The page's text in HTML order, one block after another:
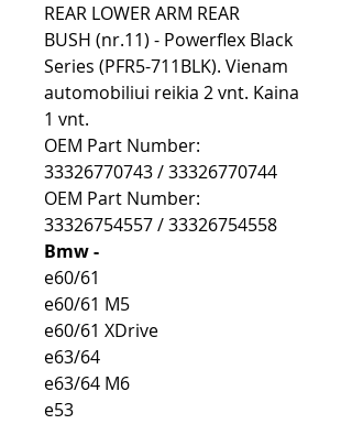
REAR LOWER ARM REAR
BUSH (nr.11) - Powerflex Black
Series (PFR5-711BLK). Vienam
automobiliui reikia 2 vnt. Kaina
1 vnt.
OEM Part Number:
33326770743 / 33326770744
OEM Part Number:
33326754557 / 33326754558
Bmw -
e60/61
e60/61 M5
e60/61 XDrive
e63/64
e63/64 M6
e53